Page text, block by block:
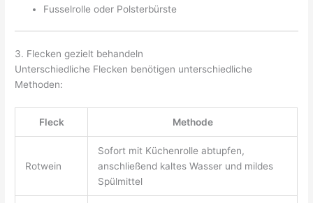
Fusselrolle oder Polsterbürste
3. Flecken gezielt behandeln
Unterschiedliche Flecken benötigen unterschiedliche
Methoden:
Fleck Methode
Rotwein
Sofort mit Küchenrolle abtupfen,
anschließend kaltes Wasser und mildes
Spülmittel